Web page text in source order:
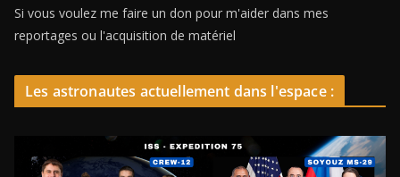
Si vous voulez me faire un don pour m'aider dans mes
reportages ou l'acquisition de matériel
Les astronautes actuellement dans l'espace :